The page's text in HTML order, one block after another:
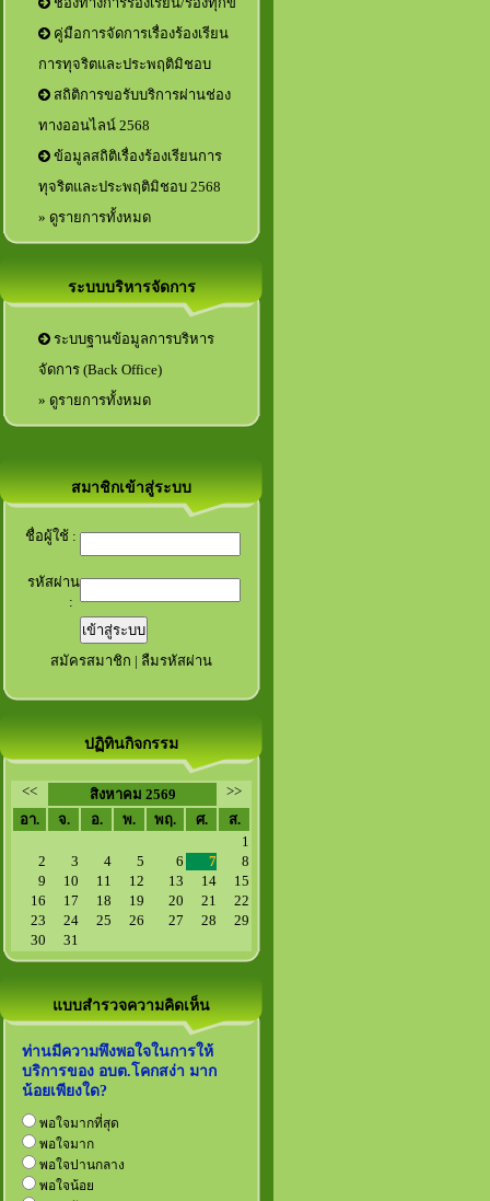
คู่มือการจัดการเรื่องร้องเรียน
การทุจริตและประพฤติมิชอบ
สถิติการขอรับบริการผ่านช่อง
ทางออนไลน์ 2568
ข้อมูลสถิติเรื่องร้องเรียนการ
ทุจริตและประพฤติมิชอบ 2568
» ดูรายการทั้งหมด
ระบบบริหารจัดการ
ระบบฐานข้อมูลการบริหาร
จัดการ (Back Office)
» ดูรายการทั้งหมด
สมาชิกเข้าสู่ระบบ
ชื่อผู้ใช้ :
รหัสผ่าน
:
สมัครสมาชิก | ลืมรหัสผ่าน
ปฏิทินกิจกรรม
<< สิงหาคม 2569
>>
อา.
จ. อ. พ. พฤ. ศ.
ส.
1
2
3 4 5 6 7
8
9
10 11 12 13 14
15
16
17 18 19 20 21
22
23
24 25 26 27 28
29
30
31
แบบสำรวจความคิดเห็น
ท่านมีความพึงพอใจในการให้
บริการของ อบต.โคกสง่า มาก
น้อยเพียงใด?
พอใจมากที่สุด
พอใจมาก
พอใจปานกลาง
พอใจน้อย